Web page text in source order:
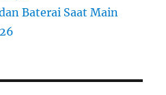
Baterai Saat Main